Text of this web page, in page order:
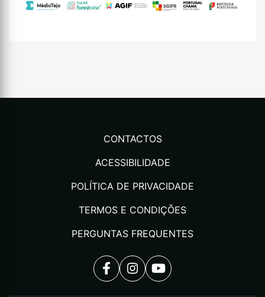
CONTACTOS
ACESSIBILIDADE
POLÍTICA DE PRIVACIDADE
TERMOS E CONDIÇÕES
PERGUNTAS FREQUENTES